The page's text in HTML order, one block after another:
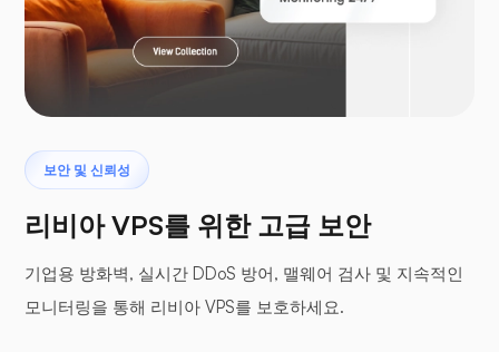
라라벨
프테로닥틸
버퍼 패널
보안 및 신뢰성
리비아 VPS를 위한 고급 보안
기업용 방화벽, 실시간 DDoS 방어, 맬웨어 검사 및 지속적인
모니터링을 통해 리비아 VPS를 보호하세요.